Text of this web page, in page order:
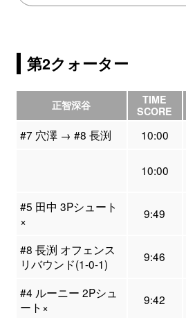
第2クォーター
正智深谷
TIME
SCORE
#7 穴澤 → #8 長渕 10:00
10:00
#5 田中 3Pシュート
×
9:49
#8 長渕 オフェンス
リバウンド(1-0-1)
9:46
#4 ルーニー 2Pシュ
ート×
9:42